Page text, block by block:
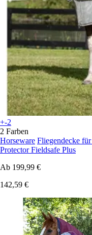
+-2
2 Farben
Horseware Fliegendecke
Protector Fieldsafe Plus
Ab 199,99 €
142,59 €